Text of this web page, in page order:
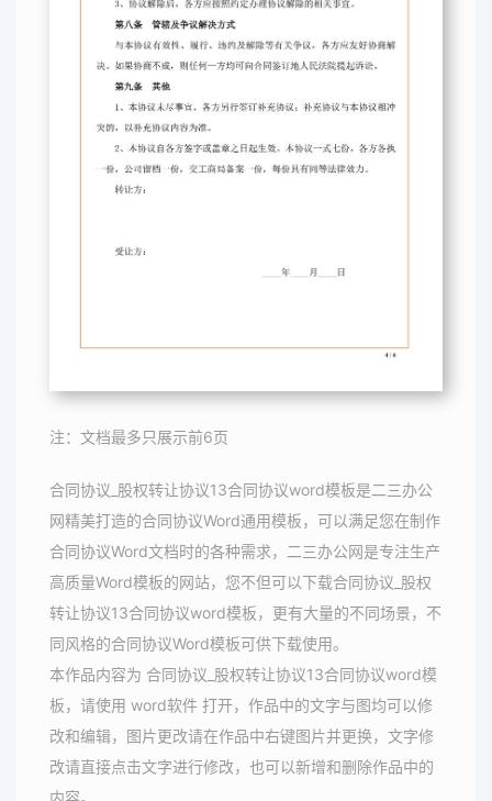
注：文档最多只展示前6页
合同协议_股权转让协议13合同协议word模板是二三办公
网精美打造的合同协议Word通用模板，可以满足您在制作
合同协议Word文档时的各种需求，二三办公网是专注生产
高质量Word模板的网站，您不但可以下载合同协议_股权
转让协议13合同协议word模板，更有大量的不同场景，不
同风格的合同协议Word模板可供下载使用。
本作品内容为 合同协议_股权转让协议13合同协议word模
板，请使用 word软件 打开，作品中的文字与图均可以修
改和编辑，图片更改请在作品中右键图片并更换，文字修
改请直接点击文字进行修改，也可以新增和删除作品中的
内容。